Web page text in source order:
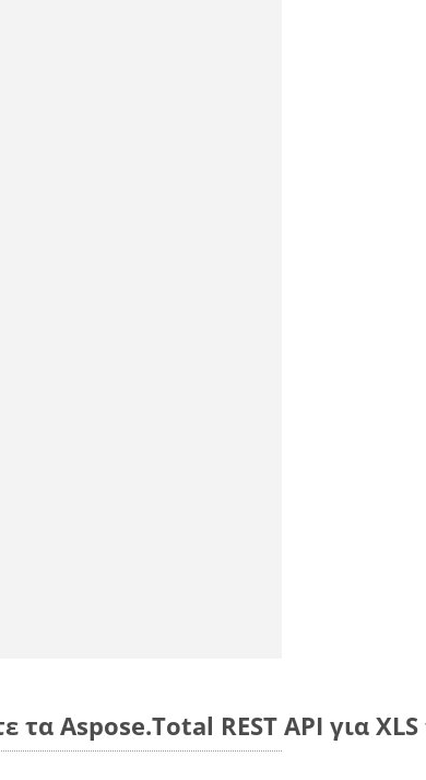
τα Aspose.Total REST API για